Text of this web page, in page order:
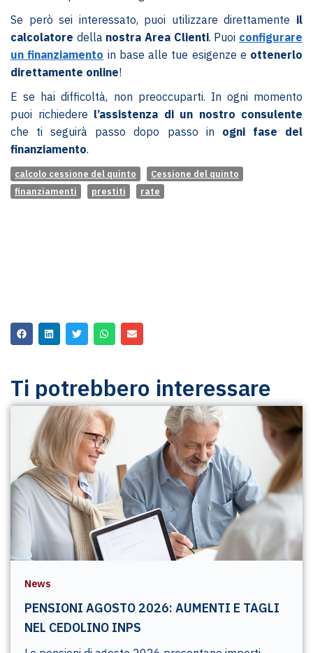
Se però sei interessato, puoi utilizzare direttamente il
calcolatore della nostra Area Clienti. Puoi configurare
un finanziamento in base alle tue esigenze e ottenerlo
direttamente online!
E se hai difficoltà, non preoccuparti. In ogni momento
puoi richiedere l’assistenza di un nostro consulente
che ti seguirà passo dopo passo in ogni fase del
finanziamento.
calcolo cessione del quinto
Cessione del quinto
finanziamenti
prestiti rate
Ti potrebbero interessare
News
PENSIONI AGOSTO 2026: AUMENTI E TAGLI
NEL CEDOLINO INPS